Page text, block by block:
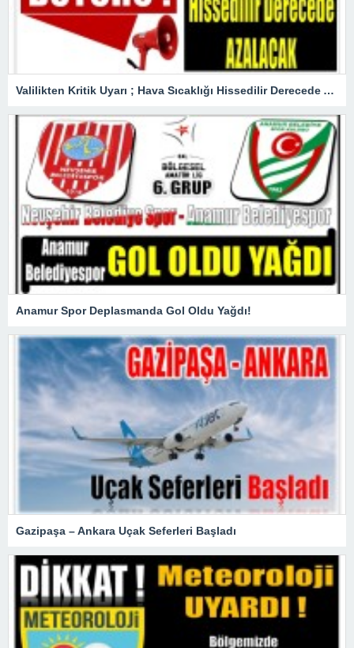
Valilikten Kritik Uyarı ; Hava Sıcaklığı Hissedilir Derecede Azalacak!
Anamur Spor Deplasmanda Gol Oldu Yağdı!
Gazipaşa – Ankara Uçak Seferleri Başladı